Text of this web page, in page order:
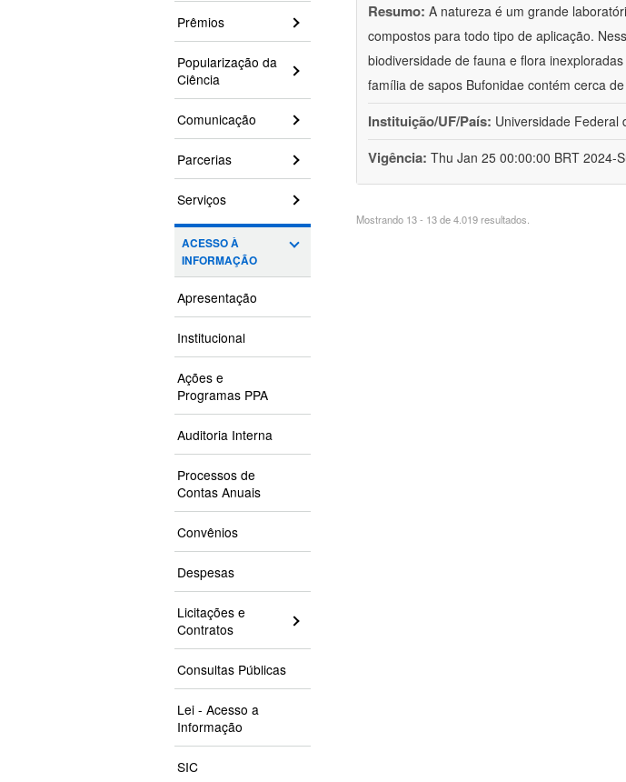
Prêmios
Popularização da
Ciência
Comunicação
Parcerias
Serviços
ACESSO À
INFORMAÇÃO
Apresentação
Institucional
Ações e
Programas PPA
Auditoria Interna
Processos de
Contas Anuais
Convênios
Despesas
Licitações e
Contratos
Consultas Públicas
Lei - Acesso a
Informação
SIC
Resumo: A natureza é um grande
compostos para todo tipo de aplicação.
biodiversidade de fauna e flora
família de sapos Bufonidae contém cerca
Instituição/UF/País: Universidade Federal
Vigência: Thu Jan 25 00:00:00 BRT 2024-
Mostrando 13 - 13 de 4.019 resultados.